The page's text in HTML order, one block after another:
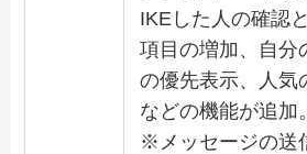
IKEした人の確認
項目の増加、自分
の優先表示、人気
などの機能が追加。
※メッセージの送